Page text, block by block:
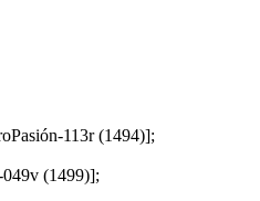
113r (1494)];
049v (1499)];